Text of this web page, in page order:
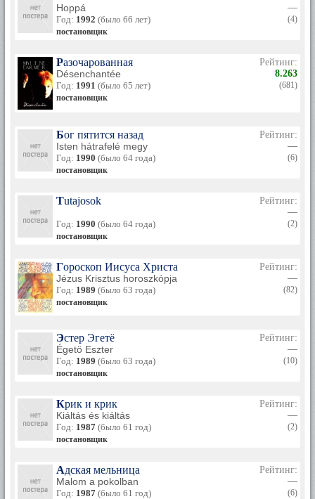
Hoppá
Год: 1992 (было 66 лет)
постановщик
—
(4)
Разочарованная
Désenchantée
Год: 1991 (было 65 лет)
постановщик
Рейтинг:
8.263
(681)
Бог пятится назад
Isten hátrafelé megy
Год: 1990 (было 64 года)
постановщик
Рейтинг:
—
(6)
Tutajosok
Год: 1990 (было 64 года)
постановщик
Рейтинг:
—
(2)
Гороскоп Иисуса Христа
Jézus Krisztus horoszkópja
Год: 1989 (было 63 года)
постановщик
Рейтинг:
—
(82)
Эстер Эгетё
Égetö Eszter
Год: 1989 (было 63 года)
постановщик
Рейтинг:
—
(10)
Крик и крик
Kiáltás és kiáltás
Год: 1987 (было 61 год)
постановщик
Рейтинг:
—
(2)
Адская мельница
Malom a pokolban
Год: 1987 (было 61 год)
Рейтинг:
—
(6)